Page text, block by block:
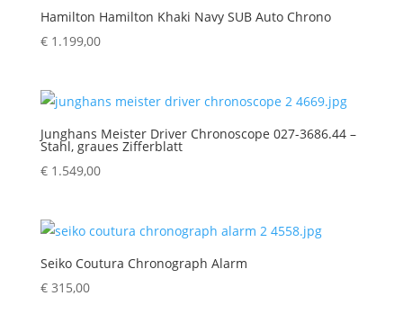
Hamilton Hamilton Khaki Navy SUB Auto Chrono
€1.199,00
Junghans Meister Driver Chronoscope 027-3686.44 –
Stahl, graues Zifferblatt
€1.549,00
Seiko Coutura Chronograph Alarm
€315,00